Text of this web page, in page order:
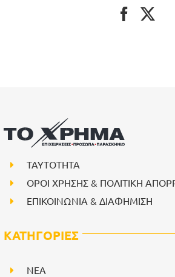
ΤΑΥΤΟΤΗΤΑ
ΟΡΟΙ ΧΡΗΣΗΣ & ΠΟΛΙΤΙΚΗ
ΕΠΙΚΟΙΝΩΝΙΑ & ΔΙΑΦΗΜΙΣΗ
ΚΑΤΗΓΟΡΙΕΣ
NEA